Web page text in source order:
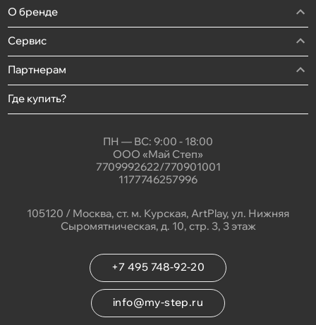
О бренде
Сервис
Партнерам
Где купить?
ПН — ВС: 9:00 - 18:00
ООО «Май Степ»
7709992622/770901001
1177746257996
105120 / Москва, ст. м. Курская, ArtPlay, ул. Нижняя
Сыромятническая, д. 10, стр. 3, 3 этаж
+7 495 748-92-20
info@my-step.ru